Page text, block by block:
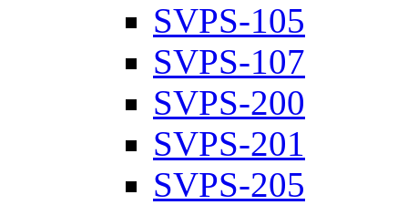
SVPS-105
SVPS-107
SVPS-200
SVPS-201
SVPS-205